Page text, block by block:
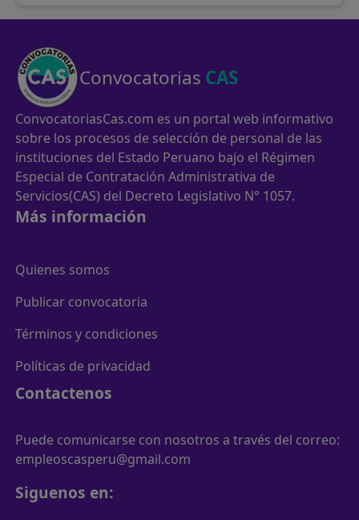
Convocatorias CAS
ConvocatoriasCas.com es un portal web informativo
sobre los procesos de selección de personal de las
instituciones del Estado Peruano bajo el Régimen
Especial de Contratación Administrativa de
Servicios(CAS) del Decreto Legislativo N° 1057.
Más información
Quienes somos
Publicar convocatoria
Términos y condiciones
Políticas de privacidad
Contactenos
Puede comunicarse con nosotros a través del correo:
empleoscasperu@gmail.com
Siguenos en: